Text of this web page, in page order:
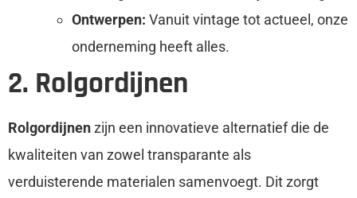
Ontwerpen: Vanuit vintage tot actueel, onze
onderneming heeft alles.
2. Rolgordijnen
Rolgordijnenzijn een innovatieve alternatief die de
kwaliteiten van zowel transparante als
verduisterende materialen samenvoegt. Dit zorgt